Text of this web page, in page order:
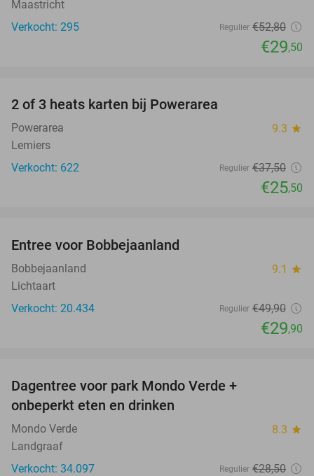
Maastricht
Verkocht: 295
Regulier €52,80
€29,50
2 of 3 heats karten bij Powerarea
Powerarea 9.3 star
Lemiers
Verkocht: 622
Regulier €37,50
€25,50
Entree voor Bobbejaanland
Bobbejaanland 9.1 star
Lichtaart
Verkocht: 20.434
Regulier €49,90
€29,90
Dagentree voor park Mondo Verde +
onbeperkt eten en drinken
Mondo Verde 8.3 star
Landgraaf
Verkocht: 34.097
Regulier €28,50